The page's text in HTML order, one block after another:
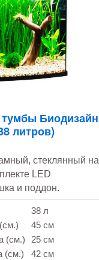
Биодизайн
литров)
стеклянный на
LED
и поддон.
38 л
45 см
(см.)
25 см
(см.)
42 см